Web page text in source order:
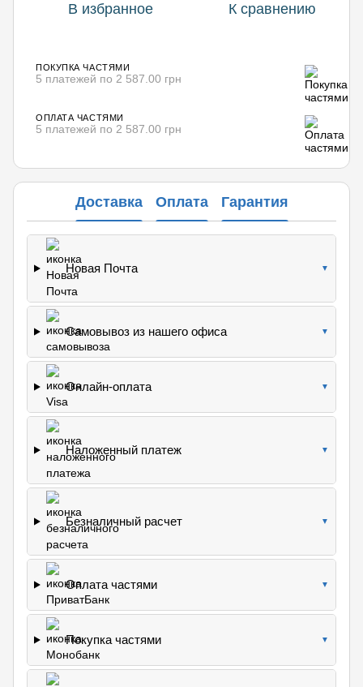
В избранное К сравнению
ПОКУПКА ЧАСТЯМИ
5 платежей по 2 587.00 грн
ОПЛАТА ЧАСТЯМИ
5 платежей по 2 587.00 грн
Доставка Оплата Гарантия
Новая Почта ▼
Самовывоз из нашего офиса ▼
Онлайн-оплата ▼
Наложенный платеж ▼
Безналичный расчет ▼
Оплата частями ▼
Покупка частями ▼